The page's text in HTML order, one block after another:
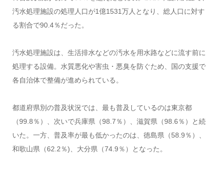
汚水処理施設の処理人口が1億1531万人となり、総人口に対す
る割合で90.4％だった。
汚水処理施設は、生活排水などの汚水を用水路などに流す前に
処理する設備。水質悪化や害虫・悪臭を防ぐため、国の支援で
各自治体で整備が進められている。
都道府県別の普及状況では、最も普及しているのは東京都
（99.8％）、次いで兵庫県（98.7％）、滋賀県（98.6％）と続
いた。一方、普及率が最も低かったのは、徳島県（58.9％）、
和歌山県（62.2％)、大分県（74.9％）となった。